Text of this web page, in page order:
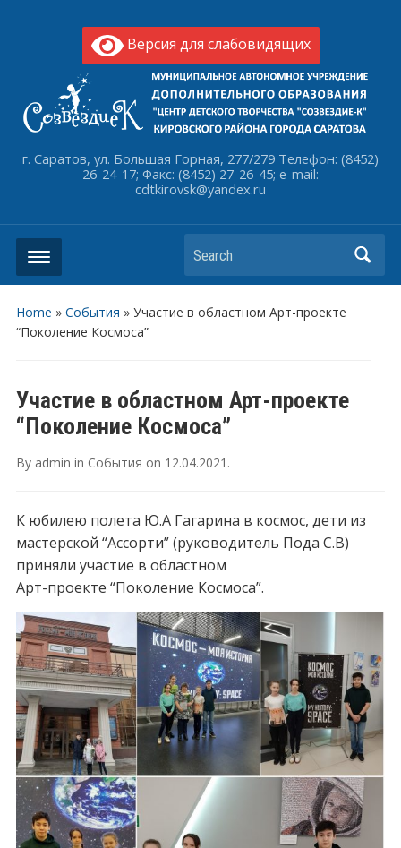
Версия для слабовидящих
г. Саратов, ул. Большая Горная, 277/279 Телефон: (8452)
26-24-17; Факс: (8452) 27-26-45; e-mail:
cdtkirovsk@yandex.ru
Search
Home » События » Участие в областном Арт-проекте
“Поколение Космоса”
Участие в областном Арт-проекте
“Поколение Космоса”
By admin in События on 12.04.2021 .
К юбилею полета Ю.А Гагарина в космос, дети из
мастерской “Ассорти” (руководитель Пода С.В)
приняли участие в областном
Арт-проекте “Поколение Космоса”.